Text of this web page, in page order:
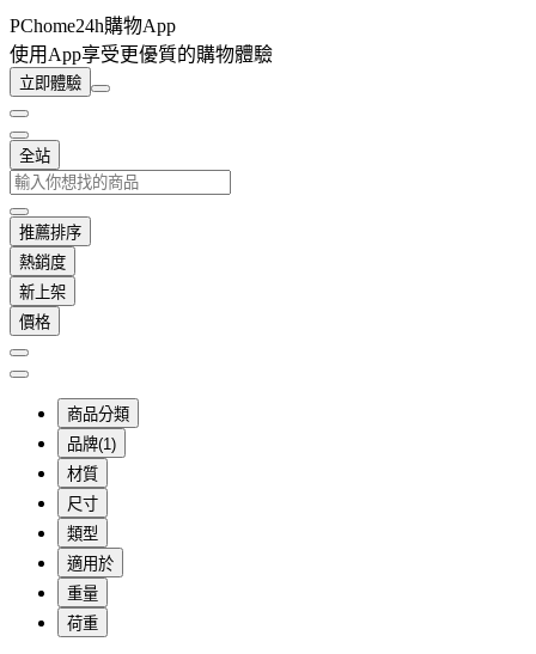
PChome24h購物App
使用App享受更優質的購物體驗
立即體驗
全站
推薦排序
熱銷度
新上架
價格
商品分類
品牌(1)
材質
尺寸
類型
適用於
重量
荷重